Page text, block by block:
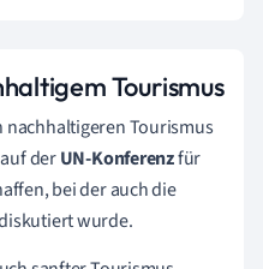
Tourismus
Tourismus
auf derUN-Konferenzfür
bei der auch die
wurde.